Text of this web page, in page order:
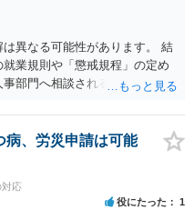
異なる可能性があります。 結
業規則や「懲戒規程」の定め
部門へ相談されることが最優
り得ます。 名誉や評価の回復
による情報漏洩」と正式に認
ローや周知を求めるのが有効
社内で周知される手続があるの
きるかもしれません。 さらに
病、労災申請は可能
対応
役にたった 1